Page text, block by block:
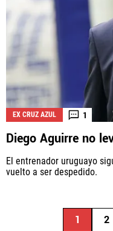
EX CRUZ AZUL 1
Diego Aguirre no
El entrenador uruguayo
vuelto a ser despedido.
1 2